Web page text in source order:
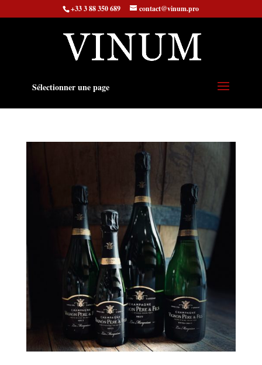
+33 3 88 350 689 contact@vinum.pro
Sélectionner une page